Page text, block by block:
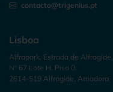
contacto@trigenius.pt
Lisboa
Alfrapark, Estrada de Alfragide,
Nº 67 Lote H, Piso 0,
2614-519 Alfragide, Amadora